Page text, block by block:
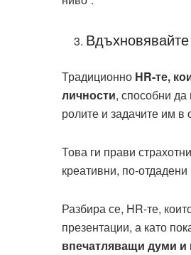
Вдъхновявайте
Традиционно HR-те,
личности, способни да
ролите и задачите им в
Това ги прави
креативни, по-
Разбира се, HR-те,
презентации, а като
впечатляващи думи и